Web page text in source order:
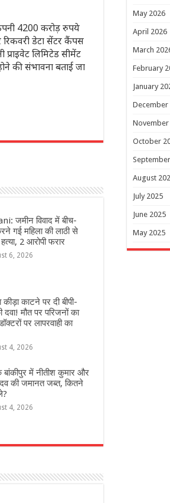
4200 करोड़ रुपये
रिकवरी डेटा सेंटर कैंपस
लिमिटेड सीमेंट
की संभावना बताई जा
जमीन विवाद में बीच-
गई महिला की लाठी से
2 आरोपी फरार
6, 2026
कीड़ा काटने पर दी बीपी-
मौत पर परिजनों का
पर लापरवाही का
4, 2026
बांकीपुर में न‍ीतीश कुमार और
की जमानत जब्‍त, कितने
4, 2026
May 2026
April 2026
March
February
January
December
November
October
August
July 2025
June 2025
May 2025